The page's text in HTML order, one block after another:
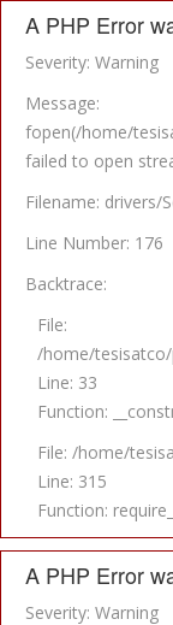
A PHP Error
Severity: Warning
Message:
fopen(/home/
failed to open
Filename: drivers/
Line Number: 176
Backtrace:
File:
/home/
Line: 33
Function:
File: /home/
Line: 315
Function:
A PHP Error
Severity: Warning